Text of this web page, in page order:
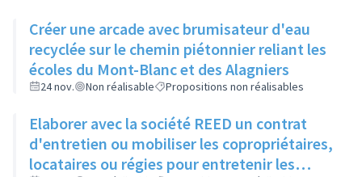
Créer une arcade avec brumisateur d'eau
recyclée sur le chemin piétonnier reliant les
écoles du Mont-Blanc et des Alagniers
24 nov. Non réalisable Propositions non réalisables
Elaborer avec la société REED un contrat
d'entretien ou mobiliser les copropriétaires,
locataires ou régies pour entretenir les